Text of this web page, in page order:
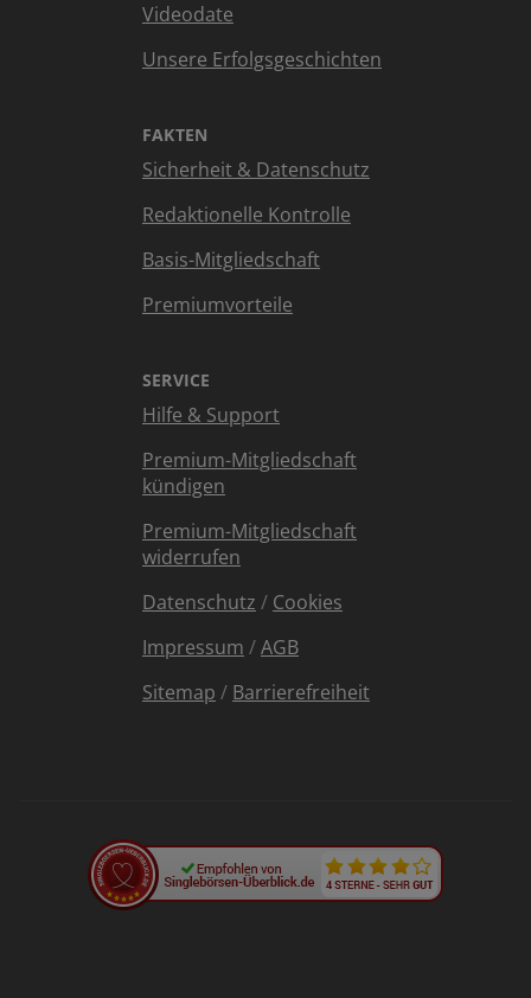
Videodate
Unsere Erfolgsgeschichten
FAKTEN
Sicherheit & Datenschutz
Redaktionelle Kontrolle
Basis-Mitgliedschaft
Premiumvorteile
SERVICE
Hilfe & Support
Premium-Mitgliedschaft
kündigen
Premium-Mitgliedschaft
widerrufen
Datenschutz / Cookies
Impressum /AGB
Sitemap / Barrierefreiheit